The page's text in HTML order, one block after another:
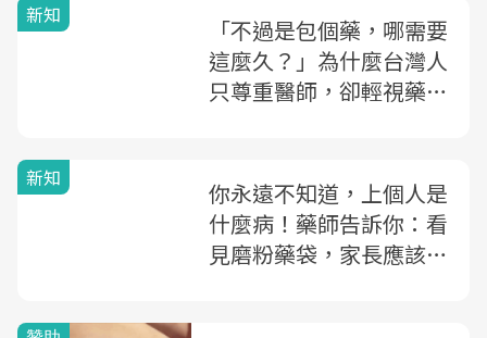
新知
「不過是包個藥，哪需要
這麼久？」為什麼台灣人
只尊重醫師，卻輕視藥
新知
你永遠不知道，上個人是
什麼病！藥師告訴你：看
見磨粉藥袋，家長應該注